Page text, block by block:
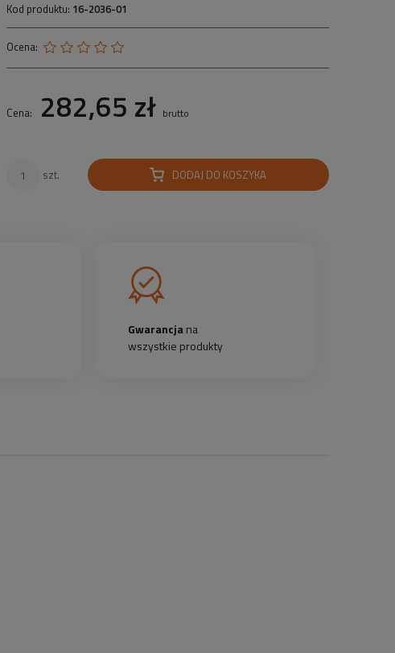
Kod produktu: 16-2036-01
Ocena:
Cena: 282,65 zł brutto
szt. DODAJ DO KOSZYKA
Gwarancjana
wszystkie produkty